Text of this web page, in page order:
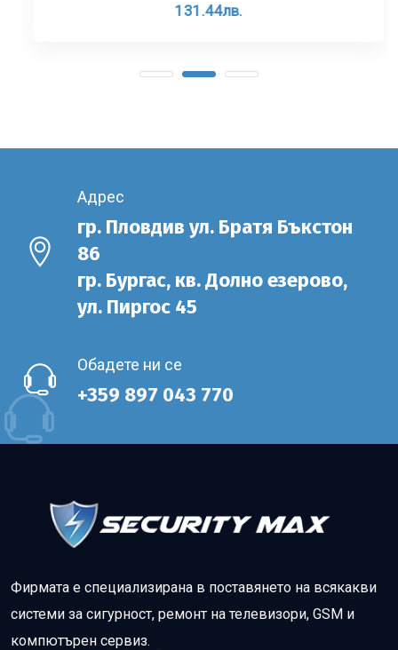
131.44лв.
Адрес
гр. Пловдив ул. Братя Бъкстон
86
гр. Бургас, кв. Долно езерово,
ул. Пиргос 45
Обадете ни се
+359 897 043 770
Фирмата е специализирана в поставянето на всякакви
системи за сигурност, ремонт на телевизори, GSM и
компютърен сервиз.